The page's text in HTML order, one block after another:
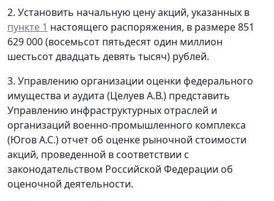
2. Установить начальную цену акций, указанных в
пункте 1 настоящего распоряжения, в размере 851
629 000 (восемьсот пятьдесят один миллион
шестьсот двадцать девять тысяч) рублей.
3. Управлению организации оценки федерального
имущества и аудита (Целуев A.В.) представить
Управлению инфраструктурных отраслей и
организаций военно-промышленного комплекса
(Югов А.С.) отчет об оценке рыночной стоимости
акций, проведенной в соответствии с
законодательством Российской Федерации об
оценочной деятельности.